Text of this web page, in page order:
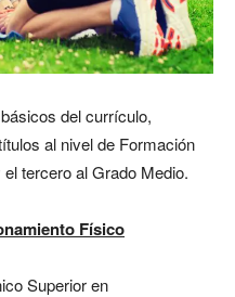
del currículo,
al nivel de Formación
tercero al Grado Medio.
Físico
Superior en